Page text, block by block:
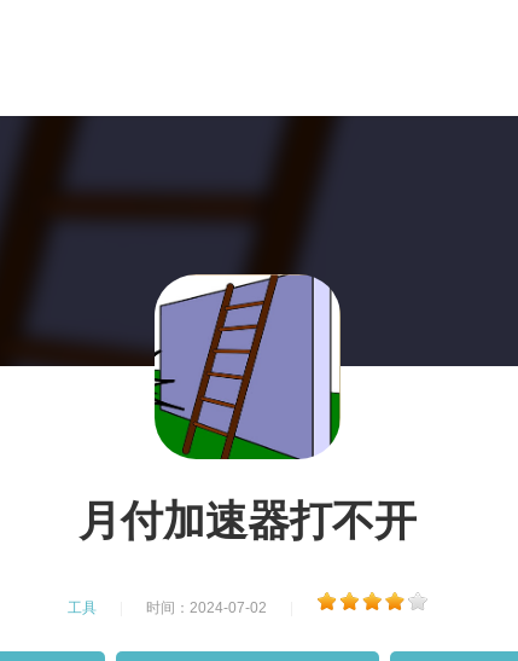
月付加速器打不开
工具 时间：2024-07-02